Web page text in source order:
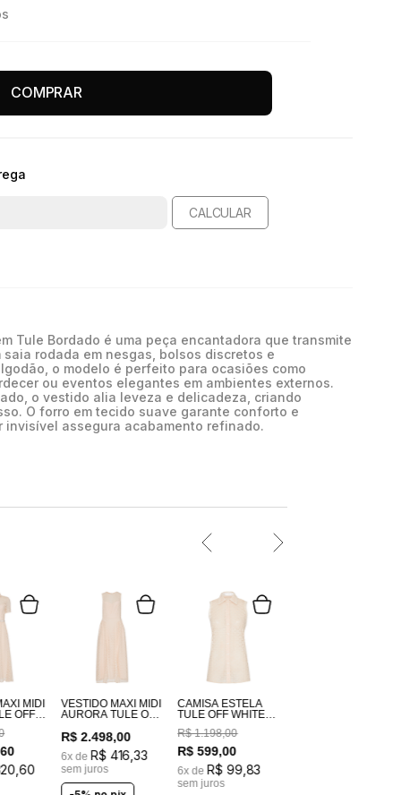
COMPRAR
CALCULAR
Tule Bordado é uma peça encantadora que transmite
rodada em nesgas, bolsos discretos e
o modelo é perfeito para ocasiões como
ou eventos elegantes em ambientes externos.
o vestido alia leveza e delicadeza, criando
O forro em tecido suave garante conforto e
invisível assegura acabamento refinado.
MIDI
OFF
60
,60
VESTIDO MAXI MIDI
AURORA TULE OFF
R$ 2.498,00
6x de R$ 416 ,33
sem juros
CAMISA ESTELA
TULE OFF WHITE
BORDADO
R$ 1.198,00
R$ 599,00
6x de R$ 99, 83
sem juros